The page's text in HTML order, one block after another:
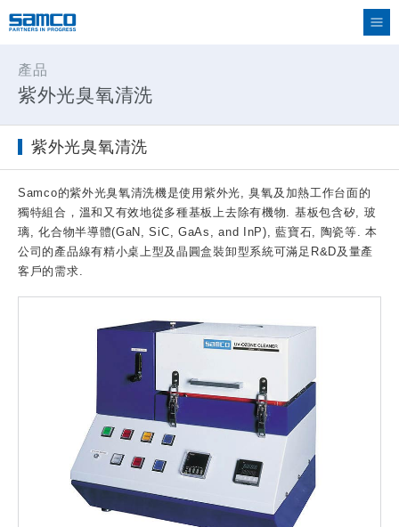
產品
紫外光臭氧清洗
紫外光臭氧清洗
Samco的紫外光臭氧清洗機是使用紫外光, 臭氧及加熱工作台面的
獨特組合，溫和又有效地從多種基板上去除有機物. 基板包含矽, 玻
璃, 化合物半導體(GaN, SiC, GaAs, and InP), 藍寶石, 陶瓷等. 本
公司的產品線有精小桌上型及晶圓盒裝卸型系統可滿足R&D及量產
客戶的需求.